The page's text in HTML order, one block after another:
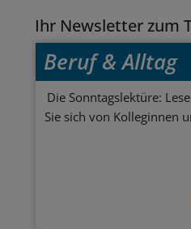
Ihr Newsletter zum
Beruf & Alltag
Die Sonntagslektüre:
Sie sich von Kolleginnen